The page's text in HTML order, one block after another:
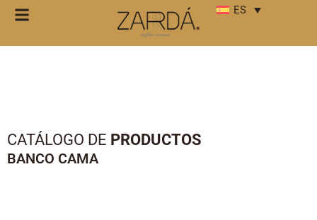
ES
CATÁLOGO DE PRODUCTOS
BANCO CAMA